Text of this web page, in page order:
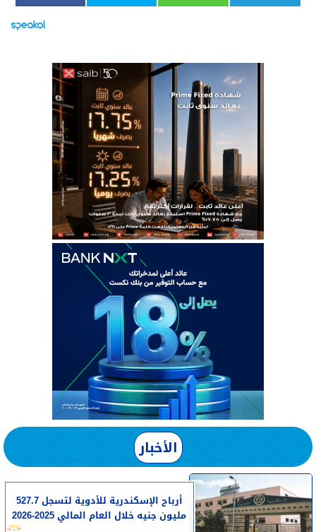
الأخبار
أرباح الإسكندرية للأدوية لتسجل 527.7
مليون جنيه خلال العام المالي 2025-2026